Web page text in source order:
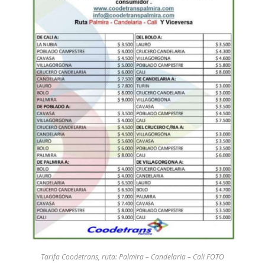
Tarifa Coodetrans, ruta: Palmira – Candelaria – Cali FOTO